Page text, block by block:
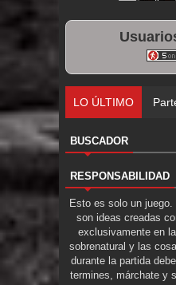
LO ÚLTIMO
BUSCADOR
RESPONSABILIDAD
Esto es solo un
son ideas creadas
exclusivamente en
sobrenatural y las
durante la partida
termines, márchate y